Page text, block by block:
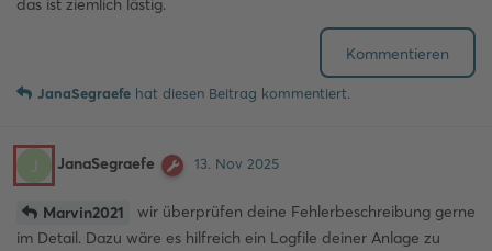
das ist ziemlich lästig.
Kommentieren
JanaSegraefe hat diesen Beitrag kommentiert.
J JanaSegraefe 13. Nov 2025
Marvin2021
wir überprüfen deine Fehlerbeschreibung gerne
im Detail. Dazu wäre es hilfreich ein Logfile deiner Anlage zu